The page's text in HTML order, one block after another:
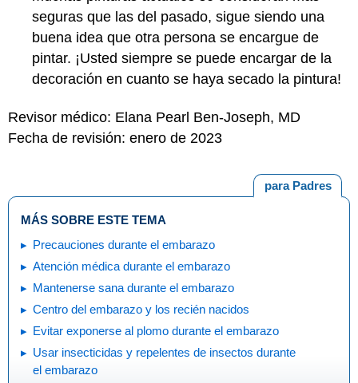
seguras que las del pasado, sigue siendo una
buena idea que otra persona se encargue de
pintar. ¡Usted siempre se puede encargar de la
decoración en cuanto se haya secado la pintura!
Revisor médico: Elana Pearl Ben-Joseph, MD
Fecha de revisión: enero de 2023
para Padres
MÁS SOBRE ESTE TEMA
Precauciones durante el embarazo
Atención médica durante el embarazo
Mantenerse sana durante el embarazo
Centro del embarazo y los recién nacidos
Evitar exponerse al plomo durante el embarazo
Usar insecticidas y repelentes de insectos durante
el embarazo